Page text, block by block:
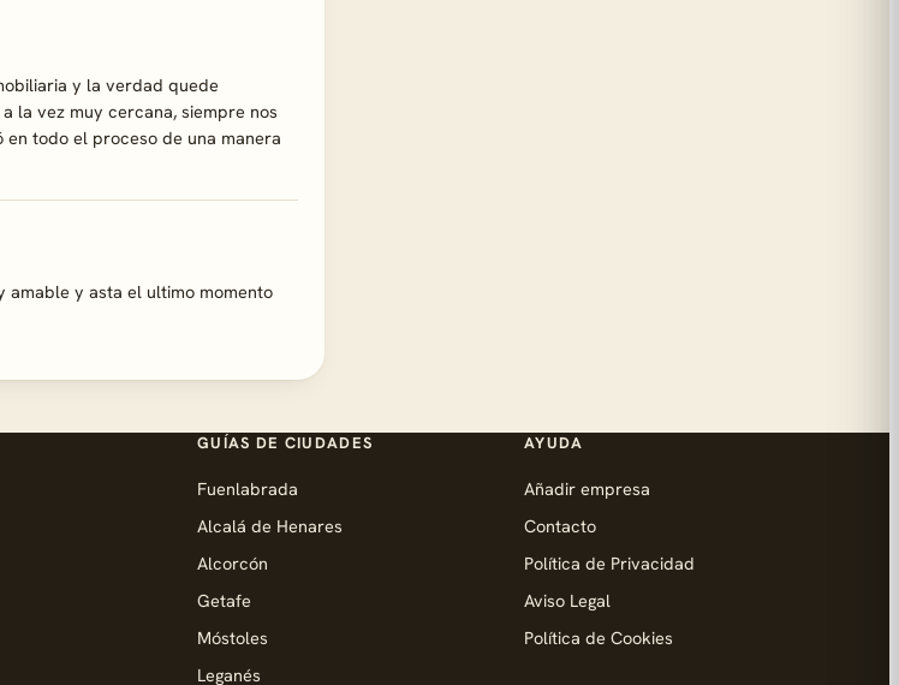
y la verdad quede
la vez muy cercana, siempre nos
todo el proceso de una manera
amable y asta el ultimo momento
GUÍAS DE CIUDADES
Fuenlabrada
Alcalá de Henares
Alcorcón
Getafe
Móstoles
Leganés
AYUDA
Añadir empresa
Contacto
Política de Privacidad
Aviso Legal
Política de Cookies